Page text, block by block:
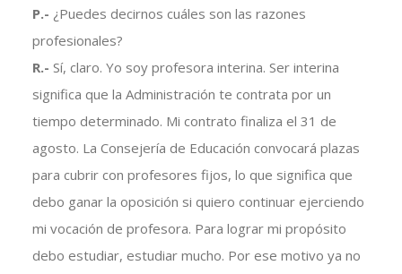
P.- ¿Puedes decirnos cuáles son las razones
profesionales?
R.- Sí, claro. Yo soy profesora interina. Ser interina
significa que la Administración te contrata por un
tiempo determinado. Mi contrato finaliza el 31 de
agosto. La Consejería de Educación convocará plazas
para cubrir con profesores fijos, lo que significa que
debo ganar la oposición si quiero continuar ejerciendo
mi vocación de profesora. Para lograr mi propósito
debo estudiar, estudiar mucho. Por ese motivo ya no